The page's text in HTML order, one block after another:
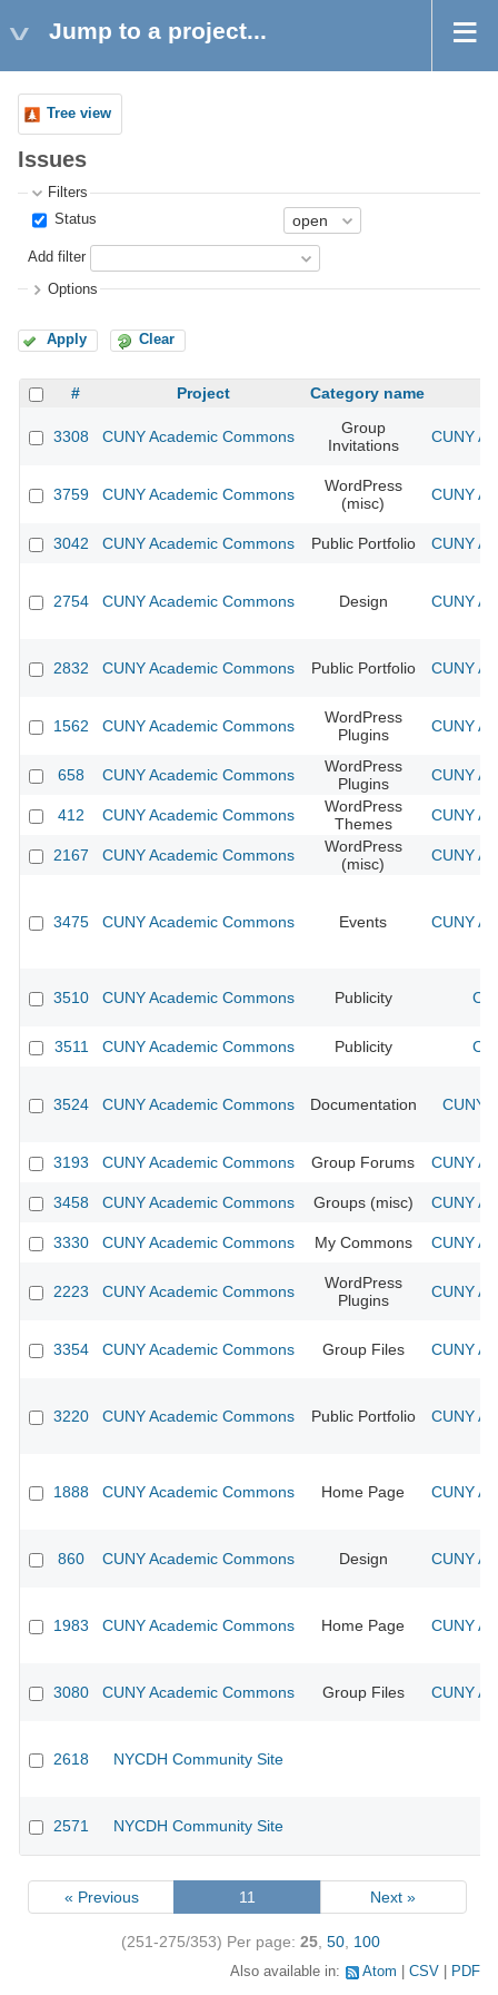
Jump to a project...
Tree view
Issues
Filters
Status
Add filter
Options
Apply Clear
# Project Category name
3308 CUNY Academic Commons
Group
Invitations
CUNY
3759 CUNY Academic Commons
WordPress
(misc)
CUNY
3042 CUNY Academic Commons Public Portfolio CUNY
2754 CUNY Academic Commons Design CUNY
2832 CUNY Academic Commons Public Portfolio CUNY
1562 CUNY Academic Commons
WordPress
Plugins
CUNY
658 CUNY Academic Commons
WordPress
Plugins
CUNY
412 CUNY Academic Commons
WordPress
Themes
CUNY
2167 CUNY Academic Commons
WordPress
(misc)
CUNY
3475 CUNY Academic Commons Events CUNY
3510 CUNY Academic Commons Publicity
3511 CUNY Academic Commons Publicity
3524 CUNY Academic Commons Documentation CUNY
3193 CUNY Academic Commons Group Forums CUNY
3458 CUNY Academic Commons Groups (misc) CUNY
3330 CUNY Academic Commons My Commons CUNY
2223 CUNY Academic Commons
WordPress
Plugins
CUNY
3354 CUNY Academic Commons Group Files CUNY
3220 CUNY Academic Commons Public Portfolio CUNY
1888 CUNY Academic Commons Home Page CUNY
860 CUNY Academic Commons Design CUNY
1983 CUNY Academic Commons Home Page CUNY
3080 CUNY Academic Commons Group Files CUNY
2618 NYCDH Community Site
2571 NYCDH Community Site
« Previous 11 Next »
(251-275/353) Per page: 25 50 100
Also available in: Atom CSV PDF